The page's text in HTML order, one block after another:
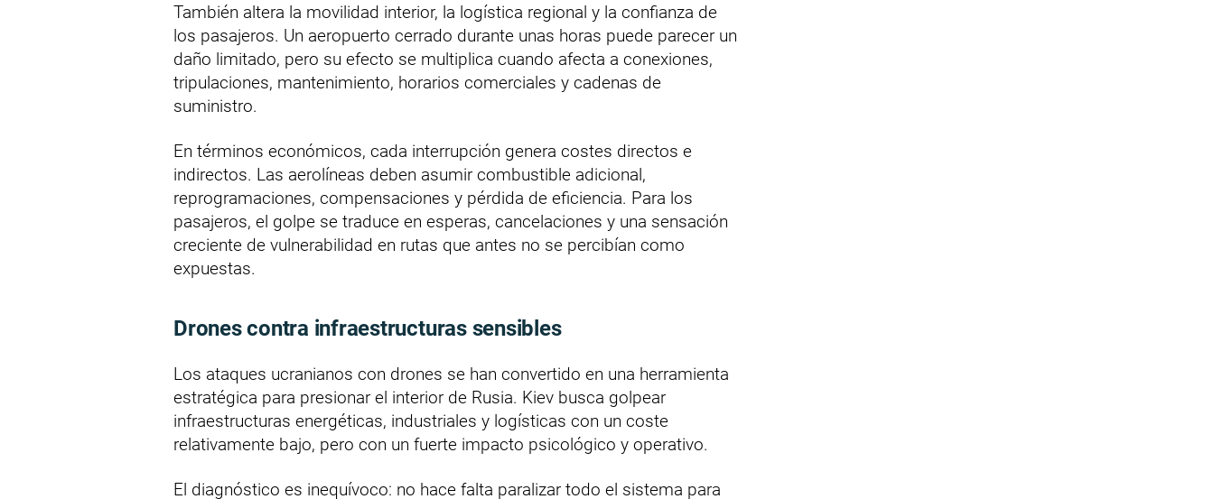
También altera la movilidad interior, la logística regional y la confianza de
los pasajeros. Un aeropuerto cerrado durante unas horas puede parecer un
daño limitado, pero su efecto se multiplica cuando afecta a conexiones,
tripulaciones, mantenimiento, horarios comerciales y cadenas de
suministro.
En términos económicos, cada interrupción genera costes directos e
indirectos. Las aerolíneas deben asumir combustible adicional,
reprogramaciones, compensaciones y pérdida de eficiencia. Para los
pasajeros, el golpe se traduce en esperas, cancelaciones y una sensación
creciente de vulnerabilidad en rutas que antes no se percibían como
expuestas.
Drones contra infraestructuras sensibles
Los ataques ucranianos con drones se han convertido en una herramienta
estratégica para presionar el interior de Rusia. Kiev busca golpear
infraestructuras energéticas, industriales y logísticas con un coste
relativamente bajo, pero con un fuerte impacto psicológico y operativo.
El diagnóstico es inequívoco: no hace falta paralizar todo el sistema para